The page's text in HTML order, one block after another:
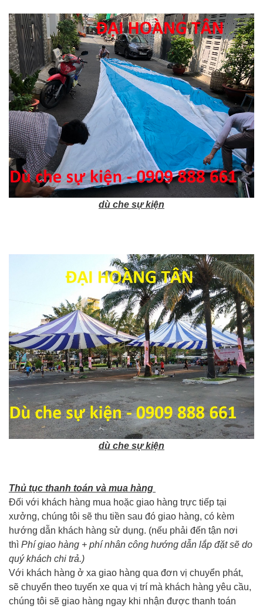
dù che sự kiện
dù che sự kiện
Thủ tục thanh toán và mua hàng
Đối với khách hàng mua hoặc giao hàng trực tiếp tại
xưởng, chúng tôi sẽ thu tiền sau đó giao hàng, có kèm
hướng dẫn khách hàng sử dụng. (nếu phải đến tận nơi
thì Phí giao hàng + phí nhân công hướng dẫn lắp đặt sẽ do
quý khách chi trả.)
Với khách hàng ở xa giao hàng qua đơn vị chuyển phát,
sẽ chuyển theo tuyến xe qua vị trí mà khách hàng yêu cầu,
chúng tôi sẽ giao hàng ngay khi nhận được thanh toán